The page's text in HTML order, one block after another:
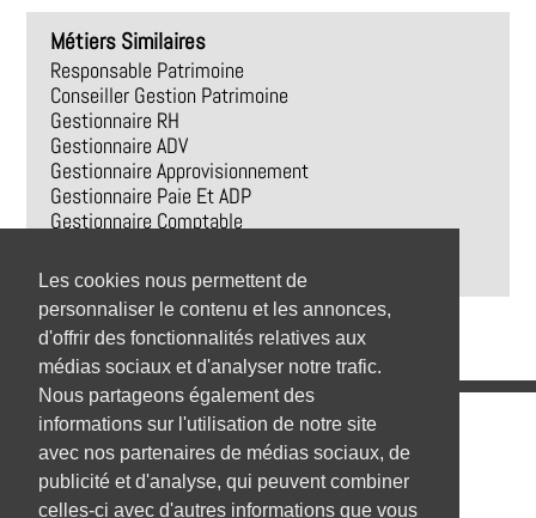
Les cookies nous permettent de
personnaliser le contenu et les annonces,
d'offrir des fonctionnalités relatives aux
médias sociaux et d'analyser notre trafic.
Nous partageons également des
informations sur l'utilisation de notre site
avec nos partenaires de médias sociaux, de
publicité et d'analyse, qui peuvent combiner
celles-ci avec d'autres informations que vous
Métiers Similaires
Responsable Patrimoine
Conseiller Gestion Patrimoine
Gestionnaire RH
Gestionnaire ADV
Gestionnaire Approvisionnement
Gestionnaire Paie Et ADP
Gestionnaire Comptable
Gestionnaire Flux
Emplois
Emplois par secteur